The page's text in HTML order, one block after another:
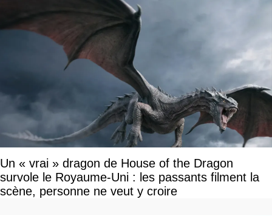
Un « vrai » dragon de House of the Dragon
survole le Royaume-Uni : les passants filment la
scène, personne ne veut y croire